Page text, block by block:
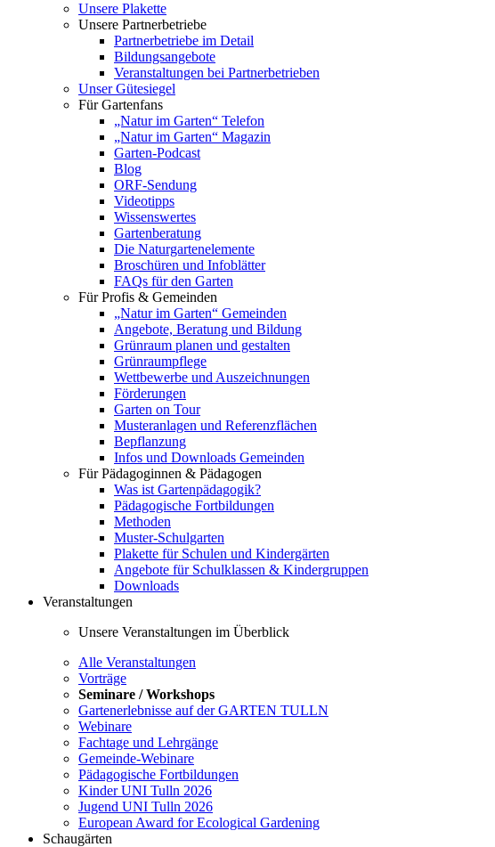
Unsere Plakette
Unsere Partnerbetriebe
Partnerbetriebe im Detail
Bildungsangebote
Veranstaltungen bei Partnerbetrieben
Unser Gütesiegel
Für Gartenfans
„Natur im Garten“ Telefon
„Natur im Garten“ Magazin
Garten-Podcast
Blog
ORF-Sendung
Videotipps
Wissenswertes
Gartenberatung
Die Naturgartenelemente
Broschüren und Infoblätter
FAQs für den Garten
Für Profis & Gemeinden
„Natur im Garten“ Gemeinden
Angebote, Beratung und Bildung
Grünraum planen und gestalten
Grünraumpflege
Wettbewerbe und Auszeichnungen
Förderungen
Garten on Tour
Musteranlagen und Referenzflächen
Bepflanzung
Infos und Downloads Gemeinden
Für Pädagoginnen & Pädagogen
Was ist Gartenpädagogik?
Pädagogische Fortbildungen
Methoden
Muster-Schulgarten
Plakette für Schulen und Kindergärten
Angebote für Schulklassen & Kindergruppen
Downloads
Veranstaltungen
Unsere Veranstaltungen im Überblick
Alle Veranstaltungen
Vorträge
Seminare / Workshops
Gartenerlebnisse auf der GARTEN TULLN
Webinare
Fachtage und Lehrgänge
Gemeinde-Webinare
Pädagogische Fortbildungen
Kinder UNI Tulln 2026
Jugend UNI Tulln 2026
European Award for Ecological Gardening
Schaugärten